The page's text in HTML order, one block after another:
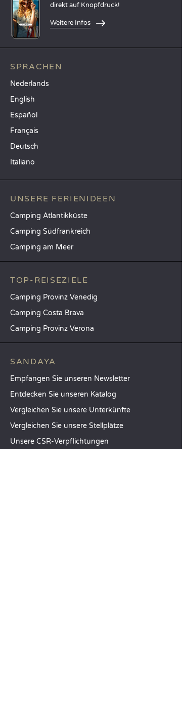
direkt auf Knopfdruck!
Weitere Infos
SPRACHEN
Nederlands
English
Español
Français
Deutsch
Italiano
UNSERE FERIENIDEEN
Camping Atlantikküste
Camping Südfrankreich
Camping am Meer
TOP-REISEZIELE
Camping Provinz Venedig
Camping Costa Brava
Camping Provinz Verona
SANDAYA
Empfangen Sie unseren Newsletter
Entdecken Sie unseren Katalog
Vergleichen Sie unsere Unterkünfte
Vergleichen Sie unsere Stellplätze
Unsere CSR-Verpflichtungen